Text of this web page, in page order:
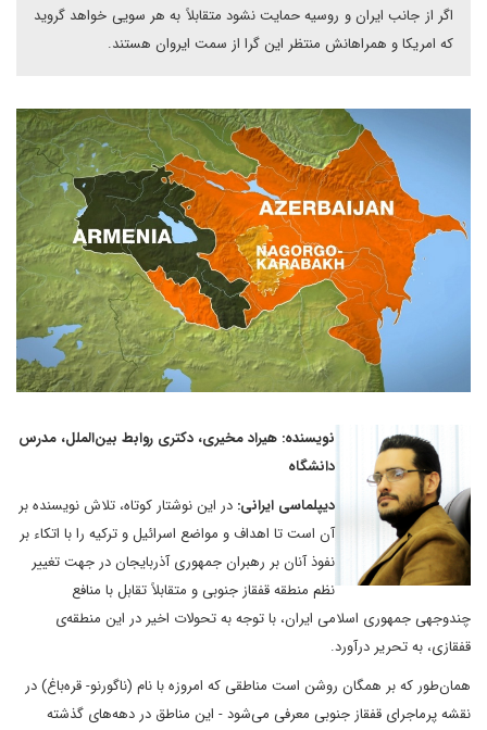
اگر از جانب ایران و روسیه حمایت نشود متقابلاً به هر سویی خواهد گروید
که امریکا و همراهانش منتظر این گرا از سمت ایروان هستند.
نویسنده: هیراد مخیری، دکتری روابط بین‌الملل، مدرس
دانشگاه
دیپلماسی ایرانی: در این نوشتار کوتاه، تلاش نویسنده بر
آن است تا اهداف و مواضع اسرائیل و ترکیه را با اتکاء بر
نفوذ آنان بر رهبران جمهوری آذربایجان در جهت تغییر
نظم منطقه قفقاز جنوبی و متقابلاً تقابل با منافع
چندوجهی جمهوری اسلامی ایران، با توجه به تحولات اخیر در این منطقه‌ی
قفقازی، به تحریر درآورد.
همان‌طور که بر همگان روشن است مناطقی که امروزه با نام (ناگورنو- قره‌باغ) در
نقشه‌ پرماجرای قفقاز جنوبی معرفی می‌شود - این مناطق در دهه‌های گذشته